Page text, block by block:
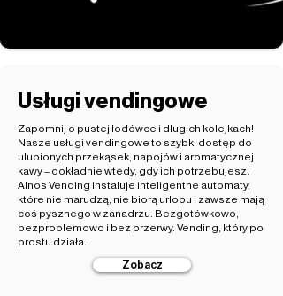
Usługi vendingowe
Zapomnij o pustej lodówce i długich kolejkach!
Nasze usługi vendingowe to szybki dostęp do
ulubionych przekąsek, napojów i aromatycznej
kawy – dokładnie wtedy, gdy ich potrzebujesz.
Alnos Vending instaluje inteligentne automaty,
które nie marudzą, nie biorą urlopu i zawsze mają
coś pysznego w zanadrzu. Bezgotówkowo,
bezproblemowo i bez przerwy. Vending, który po
prostu działa.
Zobacz